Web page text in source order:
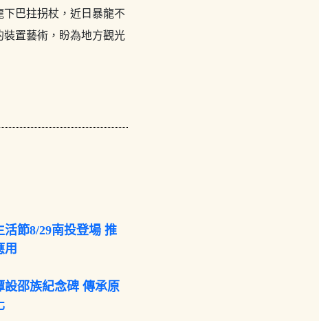
巴拄拐杖，近日暴龍不
置藝術，盼為地方觀光
活節8/29南投登場 推
用
設邵族紀念碑 傳承原